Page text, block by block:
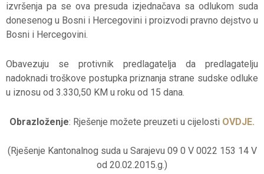
izvršenja pa se ova presuda izjednačava sa odlukom suda
donesenog u Bosni i Hercegovini i proizvodi pravno dejstvo u
Bosni i Hercegovini.
Obavezuju se protivnik predlagatelja da predlagatelju
nadoknadi troškove postupka priznanja strane sudske odluke
u iznosu od 3.330,50 KM u roku od 15 dana.
Obrazloženje: Rješenje možete preuzeti u cijelosti OVDJE.
(Rješenje Kantonalnog suda u Sarajevu 09 0 V 0022 153 14 V
od 20.02.2015.g.)